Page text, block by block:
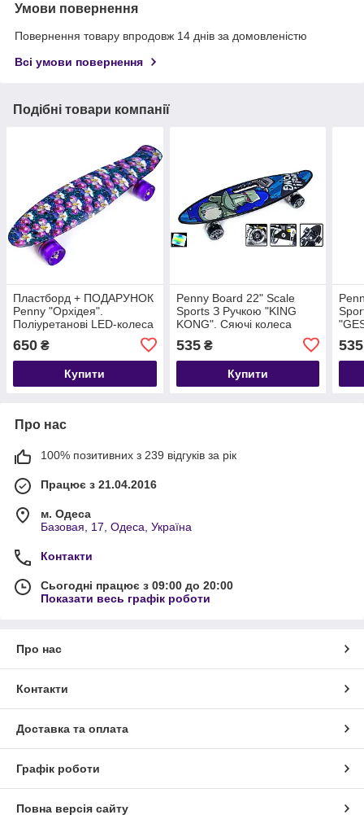
Умови повернення
Повернення товару впродовж 14 днів за домовленістю
Всі умови повернення
Подібні товари компанії
Пластборд + ПОДАРУНОК
Penny "Орхідея".
Поліуретанові LED-колеса
650 ₴
Купити
Penny Board 22" Scale
Sports З Ручкою "KING
KONG". Сяючі колеса
535₴
Купити
535
Про нас
100% позитивних з 239 відгуків за рік
Працює з 21.04.2016
м. Одеса
Базовая, 17, Одеса, Україна
Контакти
Сьогодні працює з 09:00 до 20:00
Показати весь графік роботи
Про нас
Контакти
Доставка та оплата
Графік роботи
Повна версія сайту